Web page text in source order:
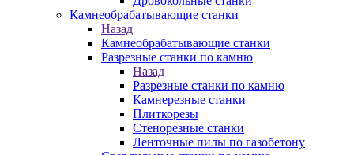
Камнеобрабатывающие станки
Назад
Камнеобрабатывающие станки
Разрезные станки по камню
Назад
Разрезные станки по камню
Камнерезные станки
Плиткорезы
Стенорезные станки
Ленточные пилы по газобетону